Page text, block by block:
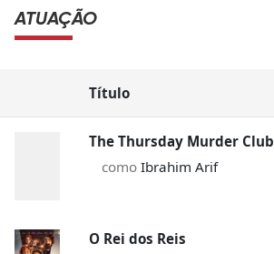
ATUAÇÃO
Título
The Thursday Murder Club
como Ibrahim Arif
O Rei dos Reis